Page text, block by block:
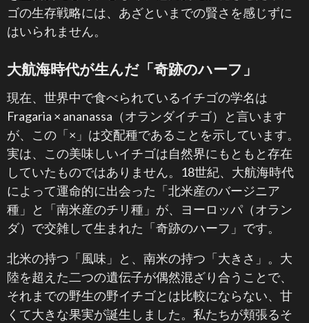
ゴの生存戦略には、あざといまでの賢さを感じずに
はいられません。
大航海時代が生んだ「奇跡のハーフ」
現在、世界中で食べられているイチゴの学名は
Fragaria × ananassa（オランダイチゴ）と言います
が、この「×」は交配種であることを示しています。
実は、この美味しいイチゴは自然界にもともと存在
していたものではありません。18世紀、大航海時代
によって運命的に出会った「北米産のバージニア
種」と「南米産のチリ種」が、ヨーロッパ（オラン
ダ）で交雑して生まれた「奇跡のハーフ」です。
北米の持つ「風味」と、南米の持つ「大きさ」。大
陸を超えた二つの遺伝子が偶然混ざり合うことで、
それまでの野生の野イチゴとは比較にならない、甘
くて大きな果実が誕生しました。私たちが頬張るそ